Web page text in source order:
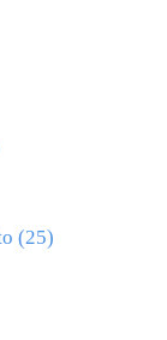
(25)